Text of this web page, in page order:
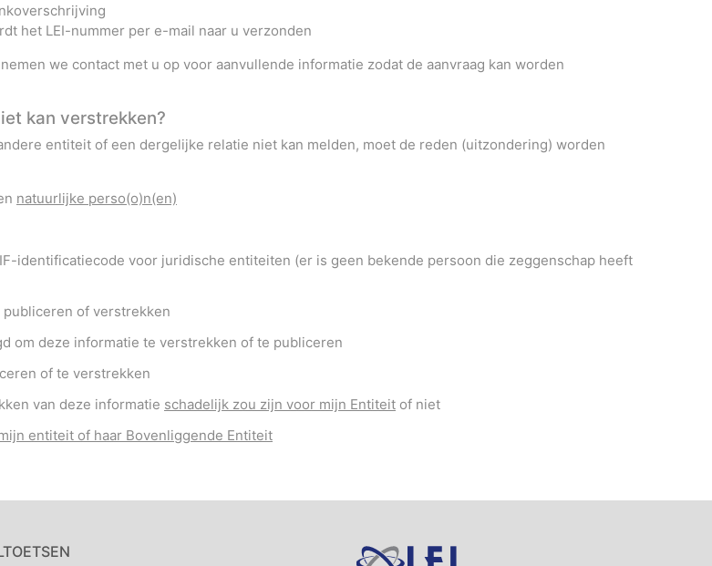
het LEI-nummer per e-mail naar u verzonden
we contact met u op voor aanvullende informatie zodat de aanvraag kan worden
kan verstrekken?
entiteit of een dergelijke relatie niet kan melden, moet de reden (uitzondering) worden
natuurlijke perso(o)n(en)
identificatiecode voor juridische entiteiten (er is geen bekende persoon die zeggenschap heeft
of verstrekken
om deze informatie te verstrekken of te publiceren
of te verstrekken
van deze informatie schadelijk zou zijn voor mijn Entiteit of niet
entiteit of haar Bovenliggende Entiteit